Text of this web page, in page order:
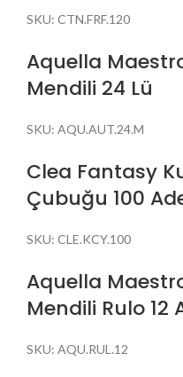
SKU: CTN.FRF.120
Aquella
Mendili 24 Lü
SKU: AQU.AUT.24.M
Clea Fantasy
Çubuğu 100
SKU: CLE.KCY.100
Aquella
Mendili Rulo 12
SKU: AQU.RUL.12